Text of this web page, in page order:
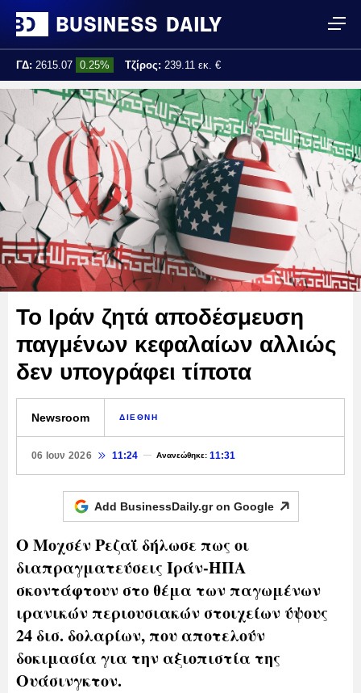
ΓΔ: 2615.07 0.25% Τζίρος: 239.11 εκ. €
Τελ. ενημέρωση: 17:25:01
Το Ιράν ζητά αποδέσμευση
παγμένων κεφαλαίων αλλιώς
δεν υπογράφει τίποτα
Newsroom ΔΙΕΘΝΗ
06 Ιουν 2026 11:24 Ανανεώθηκε:11:31
Add BusinessDaily.gr on Google
Ο Μοχσέν Ρεζαΐ δήλωσε πως οι
διαπραγματεύσεις Ιράν-ΗΠΑ
σκοντάφτουν στο θέμα των παγωμένων
ιρανικών περιουσιακών στοιχείων ύψους
24 δισ. δολαρίων, που αποτελούν
δοκιμασία για την αξιοπιστία της
Ουάσινγκτον.